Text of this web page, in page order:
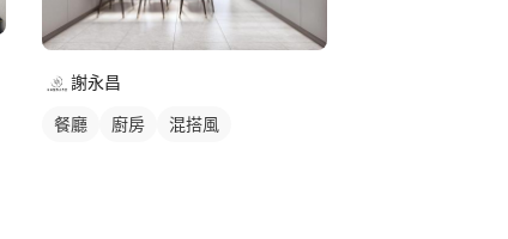
謝永昌
餐廳 廚房 混搭風